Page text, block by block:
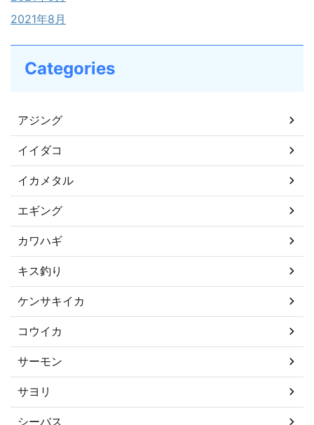
2021年8月
Categories
アジング
イイダコ
イカメタル
エギング
カワハギ
キス釣り
ケンサキイカ
コウイカ
サーモン
サヨリ
シーバス